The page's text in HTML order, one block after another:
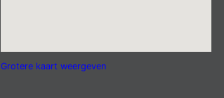
Grotere kaart weergeven